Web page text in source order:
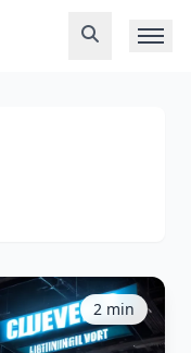
2 min